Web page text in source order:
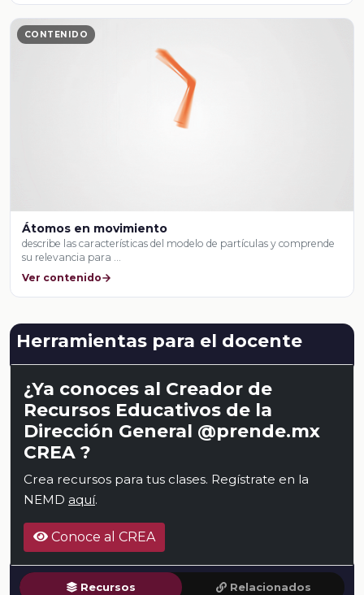
CONTENIDO
Átomos en movimiento
describe las características del modelo de partículas y comprende
su relevancia para …
Ver contenido
Herramientas para el docente
¿Ya conoces al Creador de
Recursos Educativos de la
Dirección General @prende.mx
CREA ?
Crea recursos para tus clases. Regístrate en la
NEMD aquí.
Conoce al CREA
Recursos Relacionados